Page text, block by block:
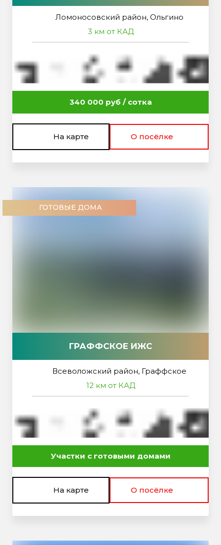
Ломоносовский район, Ольгино
3 км от КАД
340 000 руб / сотка
На карте О посёлке
ГОТОВЫЕ ДОМА
ГРАФФСКОЕ ИЖС
Всеволожский район, Граффское
12 км от КАД
Участки с готовыми домами
На карте О посёлке